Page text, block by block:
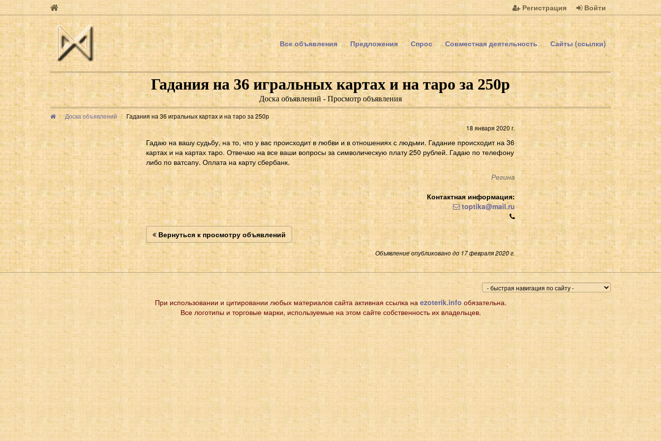
Регистрация Войти
Все объявления Предложения Спрос Совместная деятельность Сайты (ссылки)
Гадания на 36 игральных картах и на таро за 250р
Доска объявлений - Просмотр объявления
Доска объявлений
Гадания на 36 игральных картах и на таро за 250р
18 января 2020 г.
Гадаю на вашу судьбу, на то, что у вас происходит в любви и в отношениях с людьми. Гадание происходит на 36
картах и на картах таро. Отвечаю на все ваши вопросы за символическую плату 250 рублей. Гадаю по телефону
либо по ватсапу. Оплата на карту сбербанк.
Регина
Контактная информация:
toptika@mail.ru
Вернуться к просмотру объявлений
Объявление опубликовано до 17 февраля 2020 г.
При использовании и цитировании любых материалов сайта активная ссылка на ezoterik.infoобязательна.
Все логотипы и торговые марки, используемые на этом сайте собственность их владельцев.